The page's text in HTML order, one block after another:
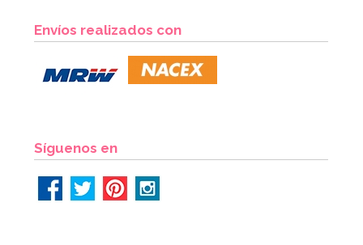
Envíos realizados con
Síguenos en